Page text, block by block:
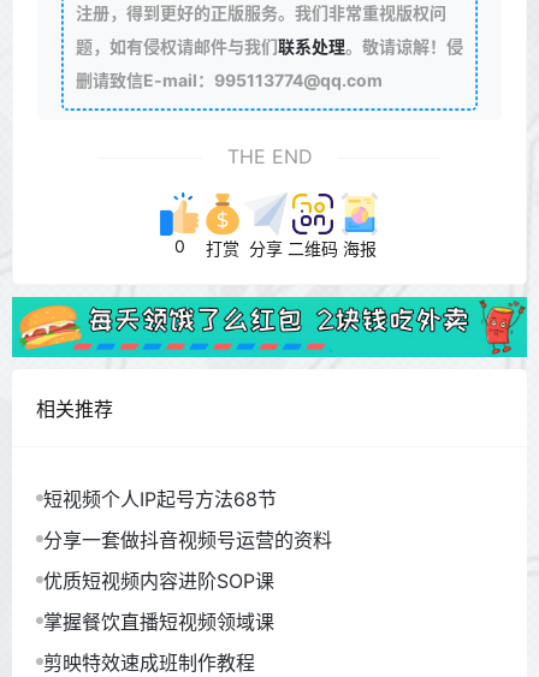
注册，得到更好的正版服务。我们非常重视版权问
题，如有侵权请邮件与我们联系处理。敬请谅解！侵
删请致信E-mail：995113774@qq.com
THE END
0 打赏 分享 二维码 海报
相关推荐
短视频个人IP起号方法68节
分享一套做抖音视频号运营的资料
优质短视频内容进阶SOP课
掌握餐饮直播短视频领域课
剪映特效速成班制作教程